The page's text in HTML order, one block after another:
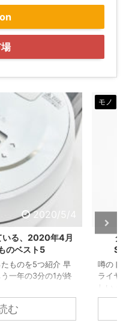
2021/1/6
ヤー「Dyson
コスパの塊。
た 「ダイソンのド
ionic』が良いら
が、約5万円の値段
た。しかし、昨年
ヶ月利用していま
よかったです。 マ
む
モノ
ホッ
ホット
用サイ
とから